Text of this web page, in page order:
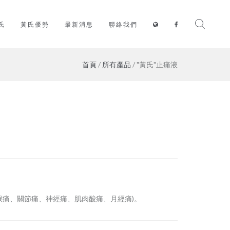
黃氏優勢 最新消息 聯絡我們
首頁/ 所有產品 / "黃氏"止痛液
、關節痛、神經痛、肌肉酸痛、月經痛)。